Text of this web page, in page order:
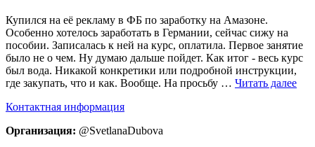
Купился на её рекламу в ФБ по заработку на Амазоне.
Особенно хотелось заработать в Германии, сейчас сижу на
пособии. Записалась к ней на курс, оплатила. Первое занятие
было не о чем. Ну думаю дальше пойдет. Как итог - весь курс
был вода. Никакой конкретики или подробной инструкции,
где закупать, что и как. Вообще. На просьбу … Читать далее
Контактная информация
Организация: @SvetlanaDubova